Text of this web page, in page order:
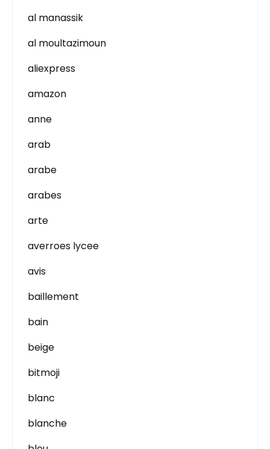
al manassik
al moultazimoun
aliexpress
amazon
anne
arab
arabe
arabes
arte
averroes lycee
avis
baillement
bain
beige
bitmoji
blanc
blanche